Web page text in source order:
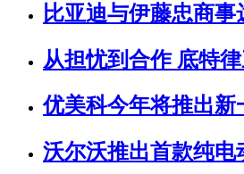
比亚迪与伊藤忠商事
从担忧到合作 底特
优美科今年将推出新
沃尔沃推出首款纯电